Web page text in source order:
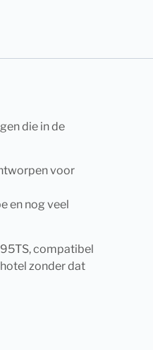
die in de
voor
en nog veel
compatibel
zonder dat